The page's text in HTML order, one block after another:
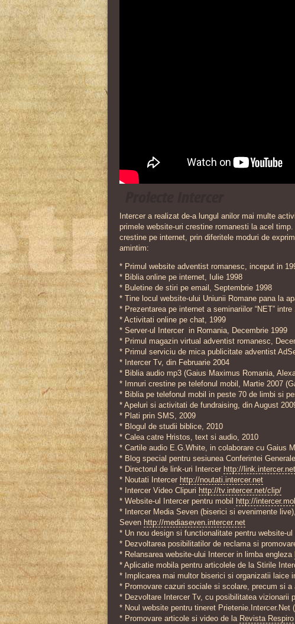
Intercer a realizat de-a lungul anilor mai multe
primele website-uri crestine romanesti la acel
crestine pe internet, prin diferitele moduri de
amintim:
* Primul website adventist romanesc, inceput in
* Biblia online pe internet, Iulie 1998
* Buletine de stiri pe email, Septembrie 1998
* Tine locul website-ului Uniunii Romane pana la
* Prezentarea pe internet a seminariilor “NET” intre
* Activitati online pe chat, 1999
* Server-ul Intercer in Romania, Decembrie 1999
* Primul magazin virtual adventist romanesc,
* Primul serviciu de mica publicitate adventist
* Intercer Tv, din Februarie 2004
* Biblia audio mp3 (Gaius Maximus Romania,
* Imnuri crestine pe telefonul mobil, Martie 2007
* Biblia pe telefonul mobil in peste 70 de limbi si
* Apeluri si activitati de fundraising, din August
* Plati prin SMS, 2009
* Blogul de studii biblice, 2010
* Calea catre Hristos, text si audio, 2010
* Cartile audio E.G.White, in colaborare cu Gaius
* Blog special pentru sesiunea Conferintei
* Directorul de link-uri Intercer http://link.intercer.net
* Noutati Intercer http://noutati.intercer.net
* Intercer Video Clipuri http://tv.intercer.net/clip/
* Website-ul Intercer pentru mobil
http://
* Intercer Media Seven (biserici si evenimente
Seven http://mediaseven.intercer.net
* Un nou design si functionalitate pentru website-ul
* Dezvoltarea posibilitatilor de reclama si
* Relansarea website-ului Intercer in limba engleza
* Aplicatie mobila pentru articolele de la Stirile
* Implicarea mai multor biserici si organizatii laice
* Promovare cazuri sociale si scolare, precum si
* Dezvoltare Intercer Tv, cu posibilitatea vizionarii
* Noul website pentru tineret Prietenie.Intercer.Net
* Promovare articole si video de la Revista Respiro